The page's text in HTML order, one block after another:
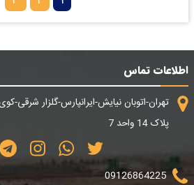
اطلاعات تماس
تهران-اتوبان نیایش-ایرانپارس-گلزار
پلاک 14 واحد 7
09126864225